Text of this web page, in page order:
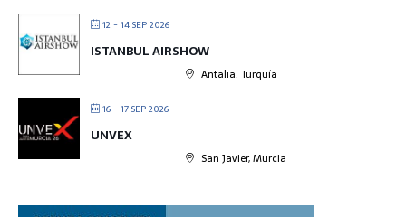
12 - 14 SEP 2026
ISTANBUL AIRSHOW
Antalia. Turquía
16 - 17 SEP 2026
UNVEX
San Javier, Murcia